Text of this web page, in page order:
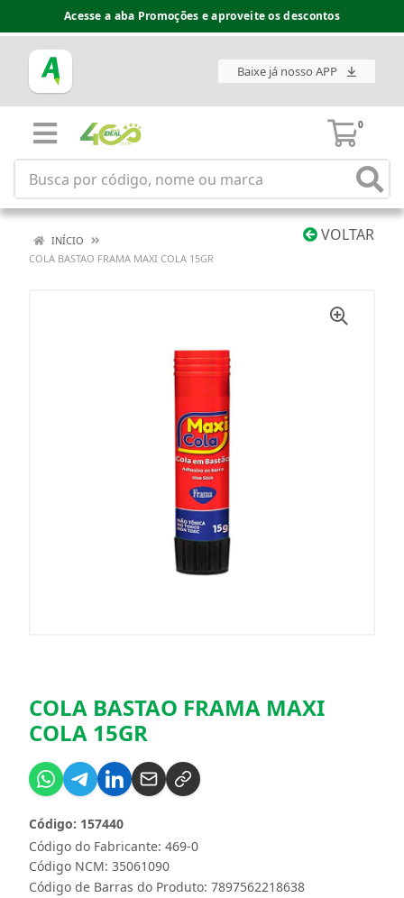
Acesse a aba Promoções e aproveite os descontos
Baixe já nosso APP
0
VOLTAR
INÍCIO
COLA BASTAO FRAMA MAXI COLA 15GR
COLA BASTAO FRAMA MAXI
COLA 15GR
Código do Fabricante: 469-0
Código: 157440
Código NCM: 35061090
Código de Barras do Produto: 7897562218638